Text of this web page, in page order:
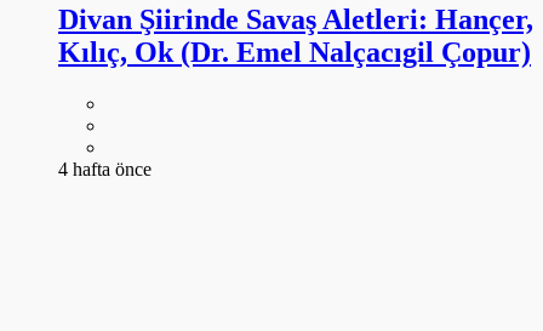
Divan Şiirinde Savaş Aletleri: Hançer,
Kılıç, Ok (Dr. Emel Nalçacıgil Çopur)
4 hafta önce